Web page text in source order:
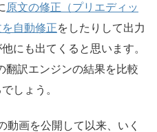
原文の修正（プリエディッ
自動修正をしたりして出力
にも出てくると思います。
翻訳エンジンの結果を比較
しょう。
動画を公開して以来、いく